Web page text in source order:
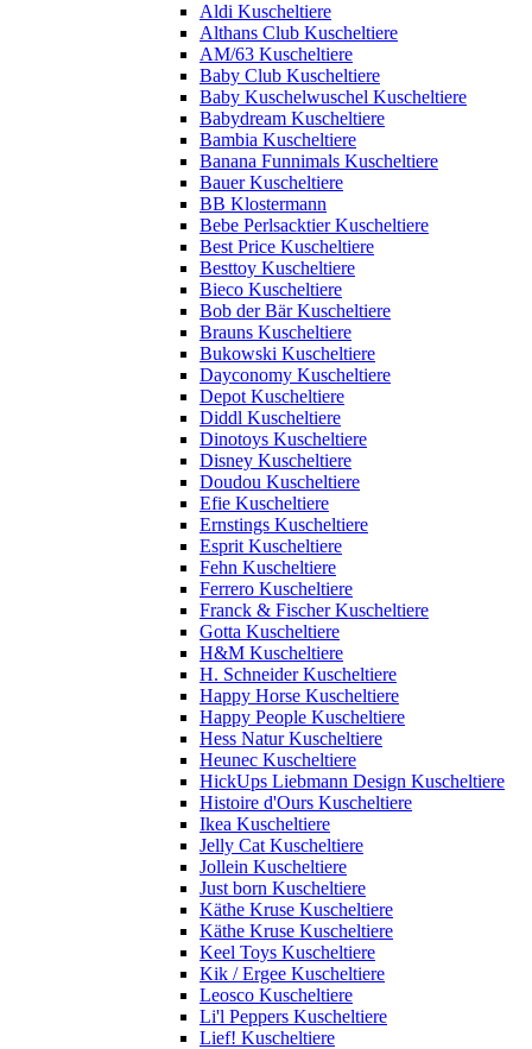
Aldi Kuscheltiere
Althans Club Kuscheltiere
AM/63 Kuscheltiere
Baby Club Kuscheltiere
Baby Kuschelwuschel Kuscheltiere
Babydream Kuscheltiere
Bambia Kuscheltiere
Banana Funnimals Kuscheltiere
Bauer Kuscheltiere
BB Klostermann
Bebe Perlsacktier Kuscheltiere
Best Price Kuscheltiere
Besttoy Kuscheltiere
Bieco Kuscheltiere
Bob der Bär Kuscheltiere
Brauns Kuscheltiere
Bukowski Kuscheltiere
Dayconomy Kuscheltiere
Depot Kuscheltiere
Diddl Kuscheltiere
Dinotoys Kuscheltiere
Disney Kuscheltiere
Doudou Kuscheltiere
Efie Kuscheltiere
Ernstings Kuscheltiere
Esprit Kuscheltiere
Fehn Kuscheltiere
Ferrero Kuscheltiere
Franck & Fischer Kuscheltiere
Gotta Kuscheltiere
H&M Kuscheltiere
H. Schneider Kuscheltiere
Happy Horse Kuscheltiere
Happy People Kuscheltiere
Hess Natur Kuscheltiere
Heunec Kuscheltiere
HickUps Liebmann Design Kuscheltiere
Histoire d'Ours Kuscheltiere
Ikea Kuscheltiere
Jelly Cat Kuscheltiere
Jollein Kuscheltiere
Just born Kuscheltiere
Käthe Kruse Kuscheltiere
Käthe Kruse Kuscheltiere
Keel Toys Kuscheltiere
Kik / Ergee Kuscheltiere
Leosco Kuscheltiere
Li'l Peppers Kuscheltiere
Lief! Kuscheltiere